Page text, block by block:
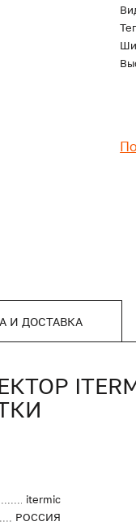
И ДОСТАВКА
itermic
РОССИЯ